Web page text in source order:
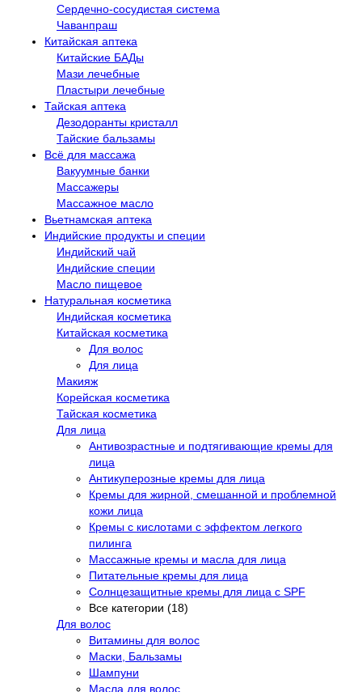
Сердечно-сосудистая система
Чаванпраш
Китайская аптека
Китайские БАДы
Мази лечебные
Пластыри лечебные
Тайская аптека
Дезодоранты кристалл
Тайские бальзамы
Всё для массажа
Вакуумные банки
Массажеры
Массажное масло
Вьетнамская аптека
Индийские продукты и специи
Индийский чай
Индийские специи
Масло пищевое
Натуральная косметика
Индийская косметика
Китайская косметика
Для волос
Для лица
Макияж
Корейская косметика
Тайская косметика
Для лица
Антивозрастные и подтягивающие кремы для
лица
Антикуперозные кремы для лица
Кремы для жирной, смешанной и проблемной
кожи лица
Кремы с кислотами с эффектом легкого
пилинга
Массажные кремы и масла для лица
Питательные кремы для лица
Солнцезащитные кремы для лица с SPF
Все категории (18)
Для волос
Витамины для волос
Маски, Бальзамы
Шампуни
Масла для волос